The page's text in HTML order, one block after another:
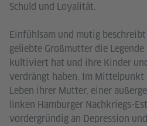
Schuld und Loyalität.
Einfühlsam und mutig
geliebte Großmutter die
kultiviert hat und ihre Kinder
verdrängt haben. Im Mittelpunkt
Leben ihrer Mutter, einer
linken Hamburger Nachkriegs-
vordergründig an Depression